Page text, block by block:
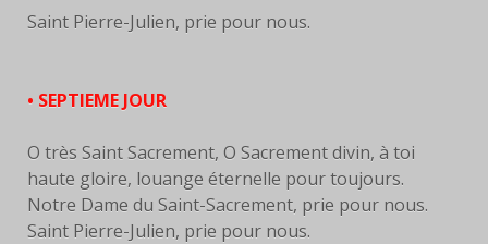
Saint Pierre-Julien, prie pour nous.
• SEPTIEME JOUR
O très Saint Sacrement, O Sacrement divin, à toi
haute gloire, louange éternelle pour toujours.
Notre Dame du Saint-Sacrement, prie pour nous.
Saint Pierre-Julien, prie pour nous.